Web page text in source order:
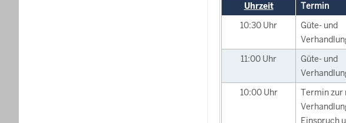
Uhrzeit Termin
10:30 Uhr
Güte- und
11:00 Uhr
Güte- und
10:00 Uhr
Termin zur
Einspruch